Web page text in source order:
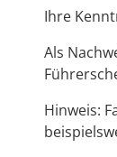
Ihre
Als
Hinweis: